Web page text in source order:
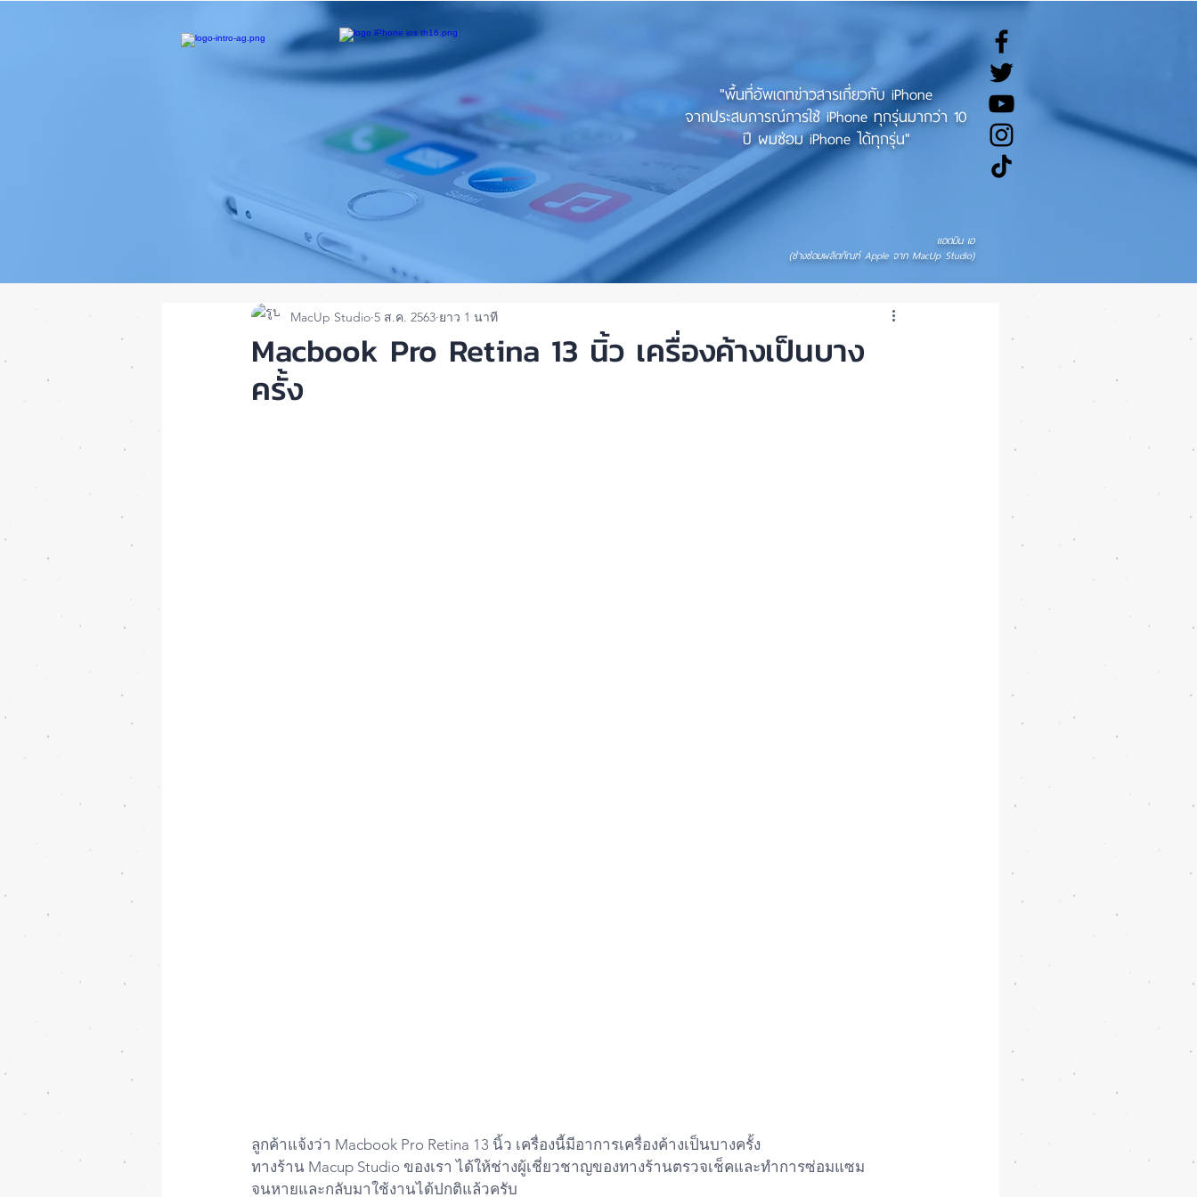
"พื้นที่อัพเดทข่าวสารเกี่ยวกับ iPhone
จากประสบการณ์การใช้ iPhone ทุกรุ่นมากว่า 10
ปี ผมซ่อม iPhone ได้ทุกรุ่น"
แอดมิน เอ
(ช่างซ่อมผลิตภัณฑ์ Apple จาก MacUp Studio)
Macbook Pro Retina 13 นิ้ว เครื่องค้างเป็นบาง
ครั้ง
MacUp Studio 5 ส.ค. 2563 ยาว 1 นาที
ลูกค้าแจ้งว่า Macbook Pro Retina 13 นิ้ว เครื่องนี้มีอาการเครื่องค้างเป็นบางครั้ง
ทางร้าน Macup Studio ของเรา ได้ให้ช่างผู้เชี่ยวชาญของทางร้านตรวจเช็คและทำการซ่อมแซม
จนหายและกลับมาใช้งานได้ปกติแล้วครับ